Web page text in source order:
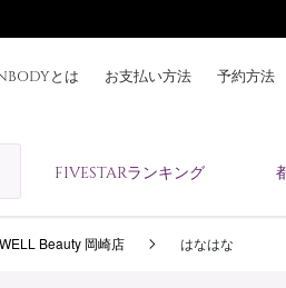
とは お支払い方法 予約方法
FIVESTARランキング
Beauty 岡崎店 はなはな